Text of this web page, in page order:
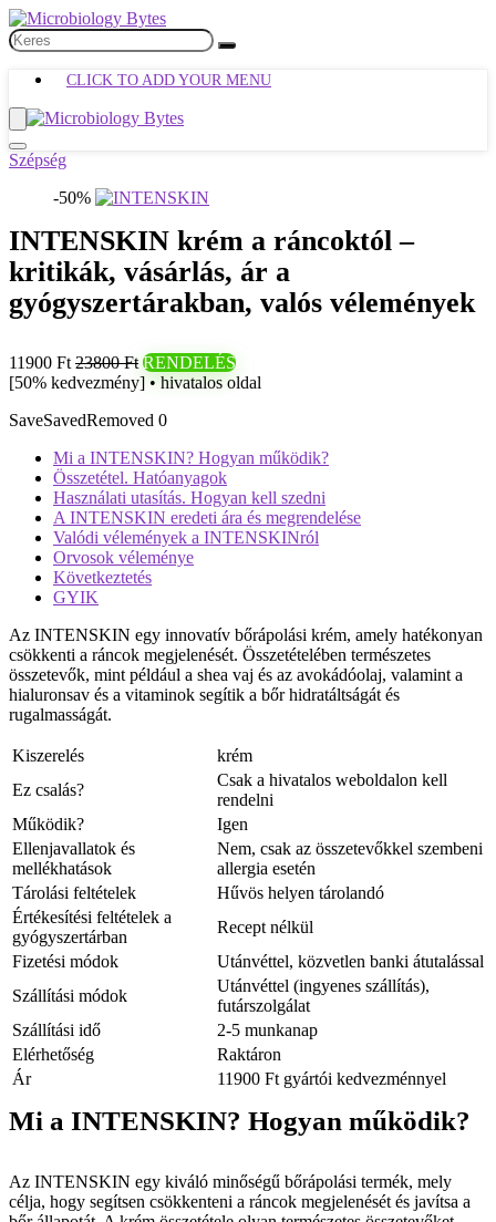
CLICK TO ADD YOUR MENU
Szépség
-50%
INTENSKIN krém a ráncoktól –
kritikák, vásárlás, ár a
gyógyszertárakban, valós vélemények
11900 Ft 23800 Ft RENDELÉS
[50% kedvezmény] • hivatalos oldal
SaveSavedRemoved 0
Mi a INTENSKIN? Hogyan működik?
Összetétel. Hatóanyagok
Használati utasítás. Hogyan kell szedni
A INTENSKIN eredeti ára és megrendelése
Valódi vélemények a INTENSKINról
Orvosok véleménye
Következtetés
GYIK
Az INTENSKIN egy innovatív bőrápolási krém, amely hatékonyan
csökkenti a ráncok megjelenését. Összetételében természetes
összetevők, mint például a shea vaj és az avokádóolaj, valamint a
hialuronsav és a vitaminok segítik a bőr hidratáltságát és
rugalmasságát.
Kiszerelés
krém
Ez csalás?
Csak a hivatalos weboldalon kell
rendelni
Működik?
Igen
Ellenjavallatok és
mellékhatások
Nem, csak az összetevőkkel szembeni
allergia esetén
Tárolási feltételek
Hűvös helyen tárolandó
Értékesítési feltételek a
gyógyszertárban
Recept nélkül
Fizetési módok
Utánvéttel, közvetlen banki átutalással
Szállítási módok
Utánvéttel (ingyenes szállítás),
futárszolgálat
Szállítási idő
2-5 munkanap
Elérhetőség
Raktáron
Ár
11900 Ft gyártói kedvezménnyel
Mi a INTENSKIN? Hogyan működik?
Az INTENSKIN egy kiváló minőségű bőrápolási termék, mely
célja, hogy segítsen csökkenteni a ráncok megjelenését és javítsa a